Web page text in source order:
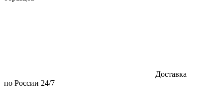
Доставка
по России 24/7